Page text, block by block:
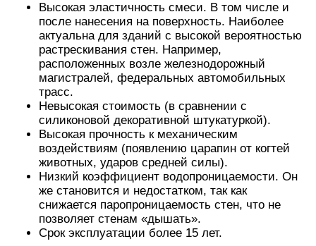
Высокая эластичность смеси. В том числе и
после нанесения на поверхность. Наиболее
актуальна для зданий с высокой вероятностью
растрескивания стен. Например,
расположенных возле железнодорожный
магистралей, федеральных автомобильных
трасс.
Невысокая стоимость (в сравнении с
силиконовой декоративной штукатуркой).
Высокая прочность к механическим
воздействиям (появлению царапин от когтей
животных, ударов средней силы).
Низкий коэффициент водопроницаемости. Он
же становится и недостатком, так как
снижается паропроницаемость стен, что не
позволяет стенам «дышать».
Срок эксплуатации более 15 лет.